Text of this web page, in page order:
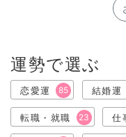
運勢で選ぶ
恋愛運 85 結婚運
転職・就職 23 仕